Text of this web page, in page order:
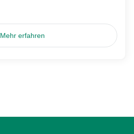
Mehr erfahren